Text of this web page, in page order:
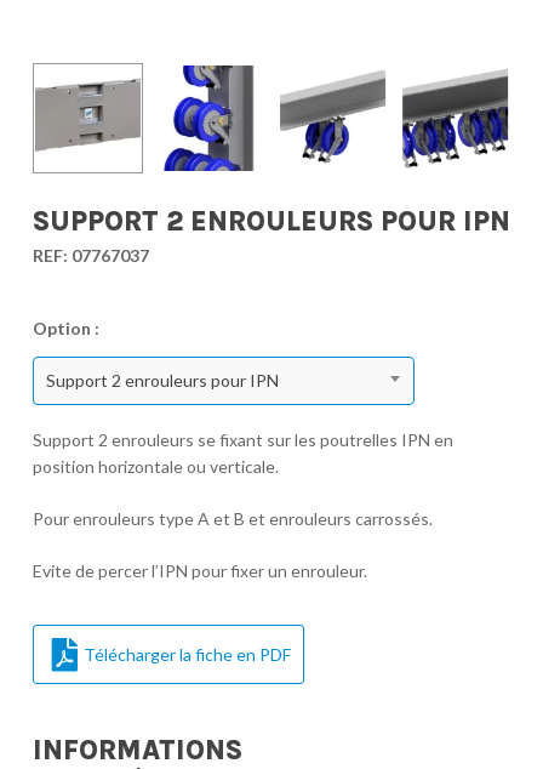
SUPPORT 2 ENROULEURS POUR IPN
REF: 07767037
Option :
Support 2 enrouleurs pour IPN
Support 2 enrouleurs se fixant sur les poutrelles IPN en
position horizontale ou verticale.
Pour enrouleurs type A et B et enrouleurs carrossés.
Evite de percer l’IPN pour fixer un enrouleur.
Télécharger la fiche en PDF
INFORMATIONS